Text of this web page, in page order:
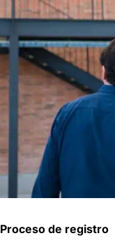
Proceso de registro